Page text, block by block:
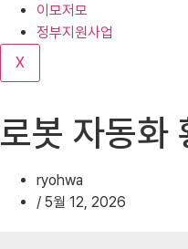
기
이모저모
정부지원사업
X
로봇 자동화
ryohwa
/ 5월 12, 2026